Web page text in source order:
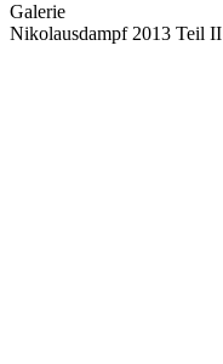
Galerie
Nikolausdampf 2013 Teil II